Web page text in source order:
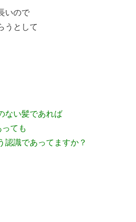
いので
うとして
ない髪であれば
ても
認識であってますか？